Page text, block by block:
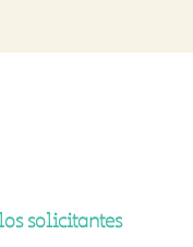
solicitantes